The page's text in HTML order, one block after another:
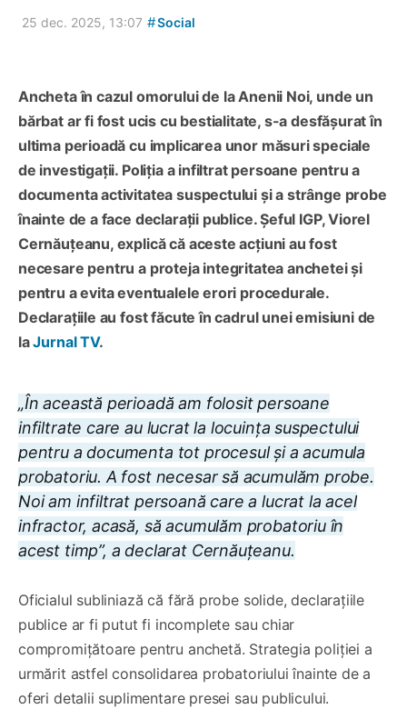
25 dec. 2025, 13:07 #Social
Ancheta în cazul omorului de la Anenii Noi, unde un
bărbat ar fi fost ucis cu bestialitate, s-a desfășurat în
ultima perioadă cu implicarea unor măsuri speciale
de investigații. Poliția a infiltrat persoane pentru a
documenta activitatea suspectului și a strânge probe
înainte de a face declarații publice. Șeful IGP, Viorel
Cernăuțeanu, explică că aceste acțiuni au fost
necesare pentru a proteja integritatea anchetei și
pentru a evita eventualele erori procedurale.
Declarațiile au fost făcute în cadrul unei emisiuni de
laJurnal TV.
„În această perioadă am folosit persoane
infiltrate care au lucrat la locuința suspectului
pentru a documenta tot procesul și a acumula
probatoriu. A fost necesar să acumulăm probe.
Noi am infiltrat persoană care a lucrat la acel
infractor, acasă, să acumulăm probatoriu în
acest timp”, a declarat Cernăuțeanu.
Oficialul subliniază că fără probe solide, declarațiile
publice ar fi putut fi incomplete sau chiar
compromițătoare pentru anchetă. Strategia poliției a
urmărit astfel consolidarea probatoriului înainte de a
oferi detalii suplimentare presei sau publicului.